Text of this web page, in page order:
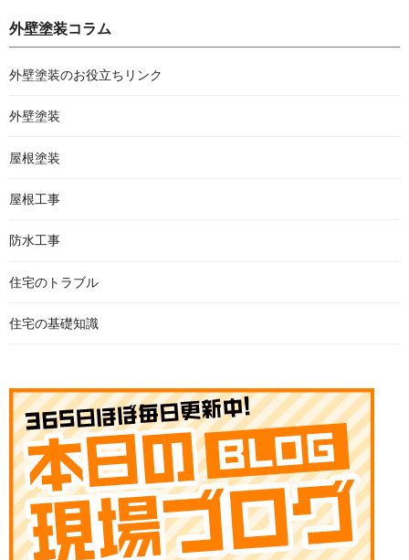
外壁塗装コラム
外壁塗装のお役立ちリンク
外壁塗装
屋根塗装
屋根工事
防水工事
住宅のトラブル
住宅の基礎知識